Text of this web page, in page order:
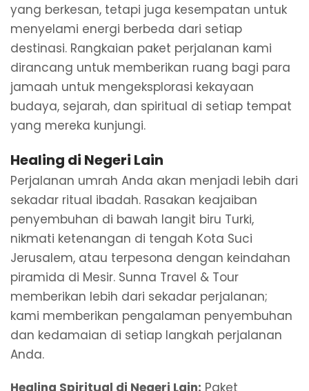
yang berkesan, tetapi juga kesempatan untuk
menyelami energi berbeda dari setiap
destinasi. Rangkaian paket perjalanan kami
dirancang untuk memberikan ruang bagi para
jamaah untuk mengeksplorasi kekayaan
budaya, sejarah, dan spiritual di setiap tempat
yang mereka kunjungi.
Healing di Negeri Lain
Perjalanan umrah Anda akan menjadi lebih dari
sekadar ritual ibadah. Rasakan keajaiban
penyembuhan di bawah langit biru Turki,
nikmati ketenangan di tengah Kota Suci
Jerusalem, atau terpesona dengan keindahan
piramida di Mesir. Sunna Travel & Tour
memberikan lebih dari sekadar perjalanan;
kami memberikan pengalaman penyembuhan
dan kedamaian di setiap langkah perjalanan
Anda.